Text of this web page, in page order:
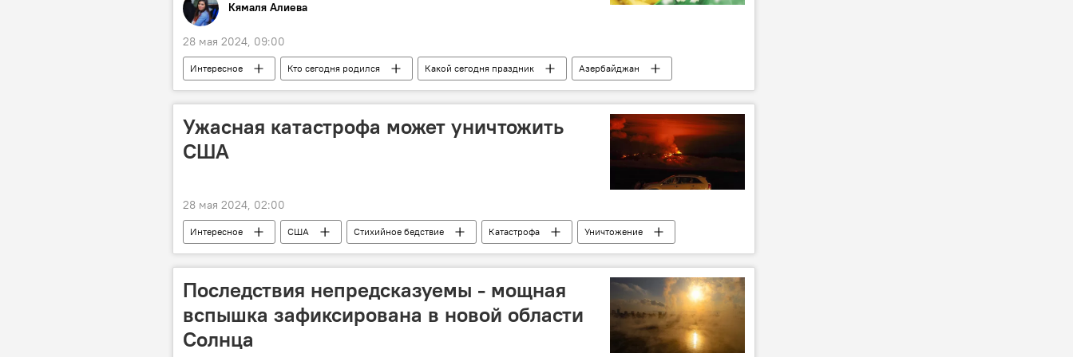
Кямаля Алиева
28 мая 2024, 09:00
Интересное Кто сегодня родился Какой сегодня праздник
Азербайджан
Общество
Россия АДР Красная площадь Москва
Ужасная катастрофа может уничтожить
США
28 мая 2024, 02:00
Интересное США Стихийное бедствие Катастрофа
Уничтожение
Земля
Вулкан
Последствия непредсказуемы - мощная
вспышка зафиксирована в новой области
Солнца